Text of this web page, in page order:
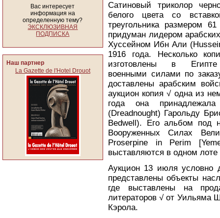
Вас интересует
информация на
определенную тему?
ЭКСКЛЮЗИВНАЯ
ПОДПИСКА
Наш партнер
La Gazette de l'Hotel Drouot
Сатиновый триколор
белого цвета со
треугольника размером
придуман лидером
Хуссейном Ибн Али
1916 года. Несколько
изготовлены в Египте
военными силами по
доставлены арабским
аукцион копия √ одна из
года она
(Dreadnought) Гарольду
Bedwell). Его альбом под
Вооруженных Силах
Proserpine in Perim
выставляются в одном
Аукцион 13 июля условно
представлены объекты
где выставлены на
литераторов √ от Уильяма
Кэрола.